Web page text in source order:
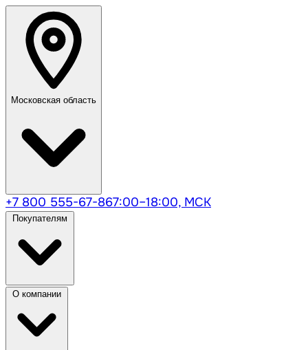
Московская область
+7 800 555-67-867:00–18:00, МСК